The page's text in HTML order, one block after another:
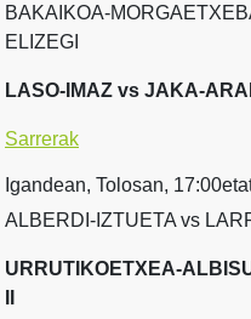
BAKAIKOA-
ELIZEGI
LASO-IMAZ vs JAKA-
Sarrerak
Igandean, Tolosan,
ALBERDI-IZTUETA vs
URRUTIKOETXEA-